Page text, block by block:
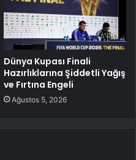
Dünya Kupası Finali
Hazırlıklarına Şiddetli Yağış
ve Fırtına Engeli
Ağustos 5, 2026